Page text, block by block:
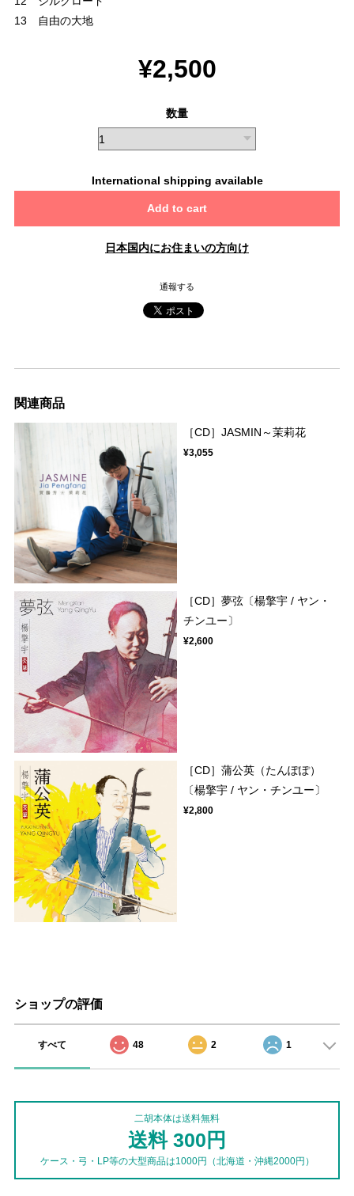
13 自由の大地
¥2,500
数量
International shipping available
Add to cart
日本国内にお住まいの方向け
通報する
関連商品
［CD］JASMIN～茉莉花
¥3,055
［CD］夢弦〔楊擎宇 / ヤン・
チンユー〕
¥2,600
［CD］蒲公英（たんぽぽ）
〔楊擎宇 / ヤン・チンユー〕
¥2,800
ショップの評価
すべて 48 2 1
二胡本体は送料無料
送料 300円
ケース・弓・LP等の大型商品は1000円（北海道・沖縄2000円）